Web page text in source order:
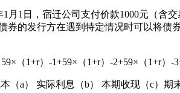
1日，宿迁公司支付价款1000元（含交
券的发行方在遇到特定情况时可以将
1+r）-1+59×（1+r）-2+59×（1+r）-
a） 实际利息（b） 本期收现（c）期末